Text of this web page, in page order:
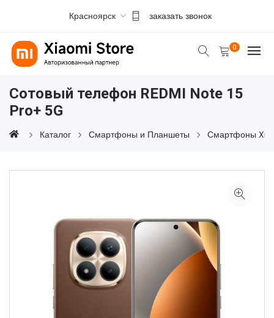
Красноярск заказать звонок
0
Сотовый телефон REDMI Note 15
Pro+ 5G
Каталог Смартфоны и Планшеты Смартфоны